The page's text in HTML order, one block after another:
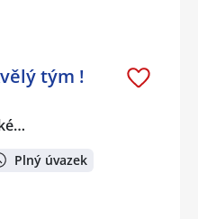
tým !
Plný úvazek